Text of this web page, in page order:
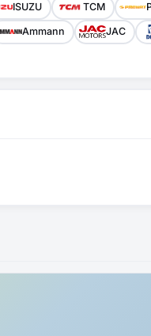
ISUZU TCM
Ammann JAC